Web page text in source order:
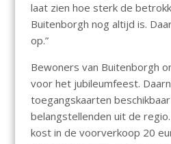
laat zien hoe sterk de
Buitenborgh nog altijd is.
op.”
Bewoners van Buitenborgh
voor het jubileumfeest.
toegangskaarten
belangstellenden uit de
kost in de voorverkoop 20